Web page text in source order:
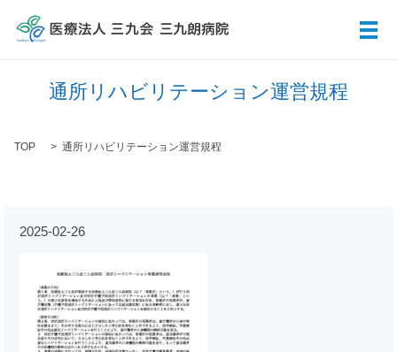
メ
通所リハビリテーション運営規程
TOP 通所リハビリテーション運営規程
2025-02-26